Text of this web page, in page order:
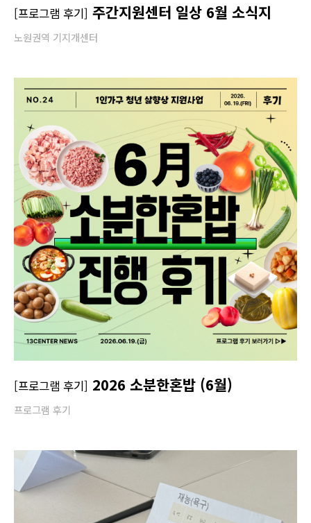
[프로그램 후기] 주간지원센터 일상 6월 소식지
노원권역 기지개센터
[프로그램 후기] 2026 소분한혼밥 (6월)
프로그램 후기